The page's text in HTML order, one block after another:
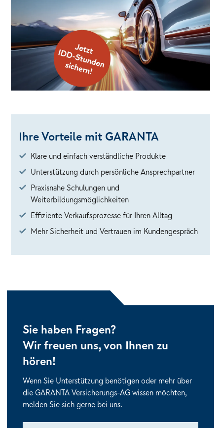
Ihre Vorteile mit GARANTA
Klare und einfach verständliche Produkte
Unterstützung durch persönliche Ansprechpartner
Praxisnahe Schulungen und
Weiterbildungsmöglichkeiten
Effiziente Verkaufsprozesse für Ihren Alltag
Mehr Sicherheit und Vertrauen im Kundengespräch
Sie haben Fragen?
Wir freuen uns, von Ihnen zu
hören!
Wenn Sie Unterstützung benötigen oder mehr über
die GARANTA Versicherungs-AG wissen möchten,
melden Sie sich gerne bei uns.